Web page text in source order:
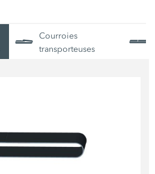
Courroies
transporteuses